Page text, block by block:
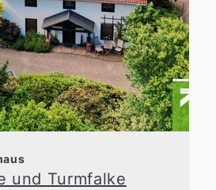
und Turmfalke